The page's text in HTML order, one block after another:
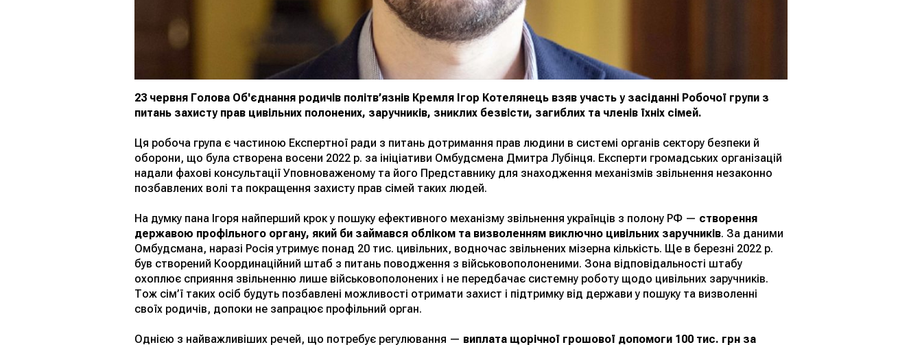
23 червня Голова Об'єднання родичів політв’язнів Кремля Ігор Котелянець взяв участь у засіданні Робочої групи з
питань захисту прав цивільних полонених, заручників, зниклих безвісти, загиблих та членів їхніх сімей.
Ця робоча група є частиною Експертної ради з питань дотримання прав людини в системі органів сектору безпеки й
оборони, що була створена восени 2022 р. за ініціативи Омбудсмена Дмитра Лубінця. Експерти громадських організацій
надали фахові консультації Уповноваженому та його Представнику для знаходження механізмів звільнення незаконно
позбавлених волі та покращення захисту прав сімей таких людей.
На думку пана Ігоря найперший крок у пошуку ефективного механізму звільнення українців з полону РФ — створення
державою профільного органу, який би займався обліком та визволенням виключно цивільних заручників. За даними
Омбудсмана, наразі Росія утримує понад 20 тис. цивільних, водночас звільнених мізерна кількість. Ще в березні 2022 р.
був створений Координаційний штаб з питань поводження з військовополоненими. Зона відповідальності штабу
охоплює сприяння звільненню лише військовополонених і не передбачає системну роботу щодо цивільних заручників.
Тож сім’ї таких осіб будуть позбавлені можливості отримати захист і підтримку від держави у пошуку та визволенні
своїх родичів, допоки не запрацює профільний орган.
Однією з найважливіших речей, що потребує регулювання — виплата щорічної грошової допомоги 100 тис. грн за